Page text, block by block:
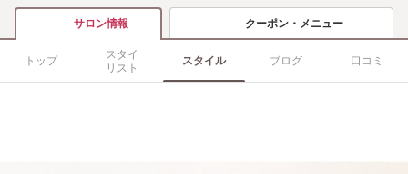
サロン情報 クーポン・メニュー
トップ
スタイ
リスト
スタイル ブログ 口コミ